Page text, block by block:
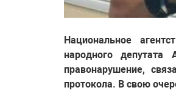
Национальное
народного депутата
правонарушение,
протокола. В свою